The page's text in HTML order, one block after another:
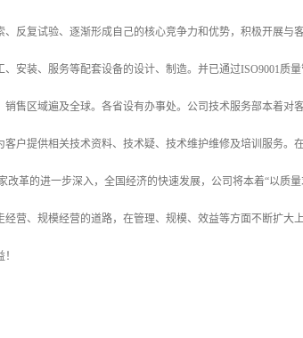
、反复试验、逐渐形成自己的核心竞争力和优势，积极开展
、安装、服务等配套设备的设计、制造。并已通过ISO9001质
销售区域遍及全球。各省设有办事处。公司技术服务部本着
客户提供相关技术资料、技术疑、技术维护维修及培训服务
改革的进一步深入，全国经济的快速发展，公司将本着“以质
经营、规模经营的道路，在管理、规模、效益等方面不断扩